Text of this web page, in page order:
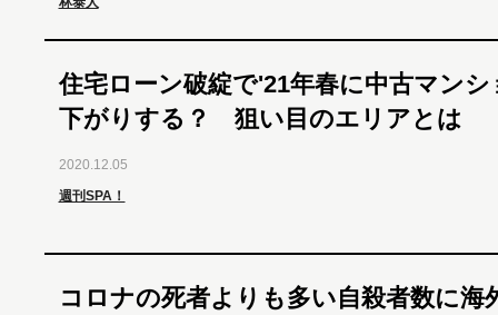
住宅ローン破綻で'21年春に中古マンシ
下がりする？ 狙い目のエリアとは
2020.12.05
週刊SPA！
コロナの死者よりも多い自殺者数に海